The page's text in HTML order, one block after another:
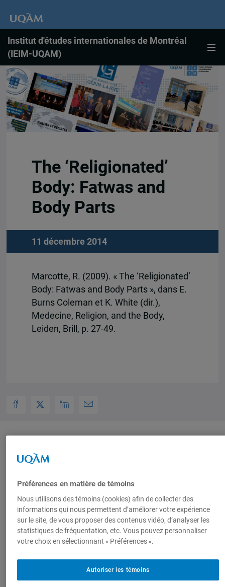
Institut d'études internationales de Montréal
(IEIM-UQAM)
The ‘Religionated’
Body: Fatwas and
Body Parts
11 décembre 2014
Marcotte, R. (2009). « The ‘Religionated’
Body: Fatwas and Body Parts », dans E.
Burns Coleman et K. White (dir.),
Medecine, Religion, and the Body,
Leiden, Brill, p. 27-49.
Produit par
Centre de
recherche en
immigration,
ethnicité et
citoyenneté
(CRIEC)
Préférences en matière de témoins
Nous utilisons des témoins (cookies) afin de collecter des
informations qui nous permettent d’améliorer votre expérience
sur le site, de vous proposer des contenus vidéo, d’analyser les
statistiques de fréquentation, etc. Vous pouvez personnaliser
votre choix en sélectionnant « Préférences ».
Autoriser les témoins